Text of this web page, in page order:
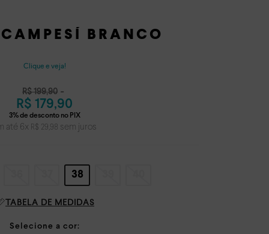
BRANCO
Clique e veja!
R$ 199,90
R$ 179,90
até 6x R$ 29,98 sem juros
38
TABELA DE MEDIDAS